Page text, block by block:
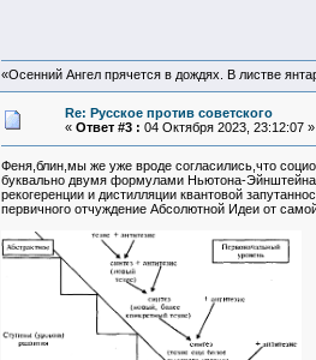
«Осенний Ангел прячется в дождях. В листве
Re: Русское против советского
« Ответ #3 : 04 Октября 2023, 23:12:07 »
Феня,блин,мы же уже вроде согласились,что
буквально двумя формулами Ньютона-
рекогеренции и дистилляции квантовой
первичного отчуждение Абсолютной Идеи от